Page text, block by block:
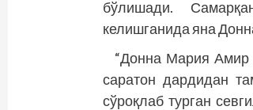
бўлишади.
келишганида яна
“Донна Мария Амир
саратон дардидан
сўроқлаб турган